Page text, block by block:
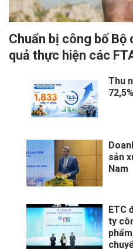
Chuẩn bị công bố
quả thực hiện các
Thu
sản
Nam
ETC
ty